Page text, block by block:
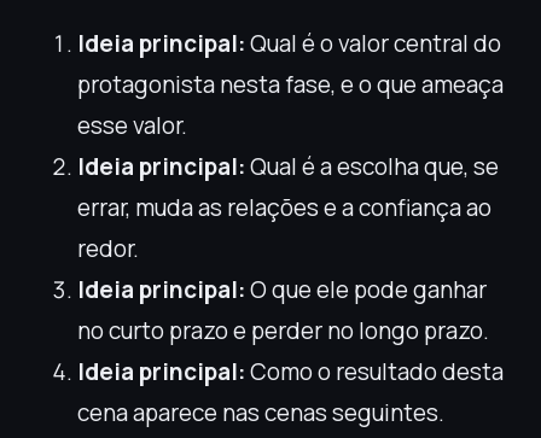
Ideia principal:Qual é o valor central do
protagonista nesta fase, e o que ameaça
esse valor.
Ideia principal:Qual é a escolha que, se
errar, muda as relações e a confiança ao
redor.
Ideia principal:O que ele pode ganhar
no curto prazo e perder no longo prazo.
Ideia principal:Como o resultado desta
cena aparece nas cenas seguintes.